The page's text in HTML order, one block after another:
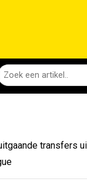
transfers